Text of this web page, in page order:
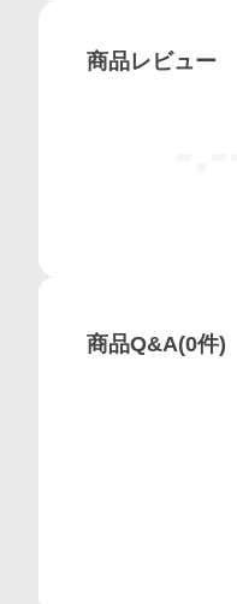
商品レビュー
商品Q&A(0件)